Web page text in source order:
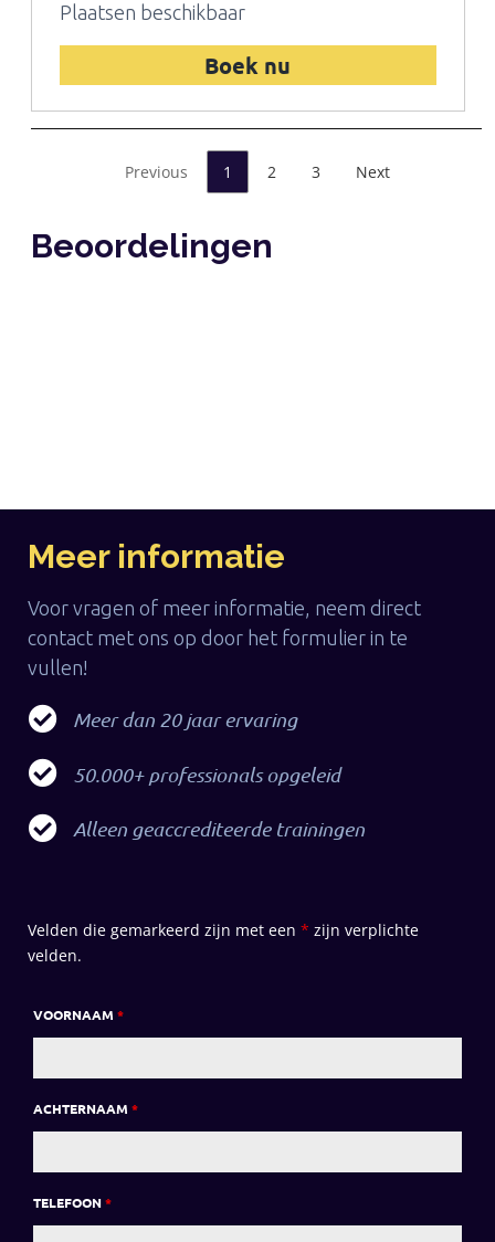
Plaatsen beschikbaar
Boek nu
Previous 1 2 3 Next
Beoordelingen
Meer informatie
Voor vragen of meer informatie, neem direct
contact met ons op door het formulier in te
vullen!
Meer dan 20 jaar ervaring
50.000+ professionals opgeleid
Alleen geaccrediteerde trainingen
Velden die gemarkeerd zijn met een * zijn verplichte
velden.
VOORNAAM *
ACHTERNAAM *
TELEFOON*